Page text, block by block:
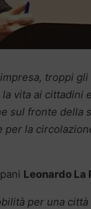
troppi
vita ai cittadini
sul fronte della
la
Leonardo La
per una